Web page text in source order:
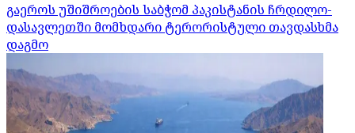
გაეროს უშიშროების საბჭომ პაკისტანის ჩრდილო-
დასავლეთში მომხდარი ტერორისტული თავდასხმა
დაგმო